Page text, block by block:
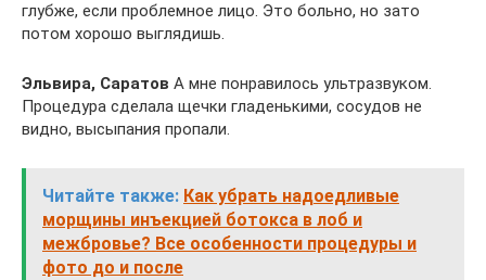
глубже, если проблемное лицо. Это больно, но зато
потом хорошо выглядишь.
Эльвира, Саратов А мне понравилось ультразвуком.
Процедура сделала щечки гладенькими, сосудов не
видно, высыпания пропали.
Читайте также: Как убрать надоедливые
морщины инъекцией ботокса в лоб и
межбровье? Все особенности процедуры и
фото до и после